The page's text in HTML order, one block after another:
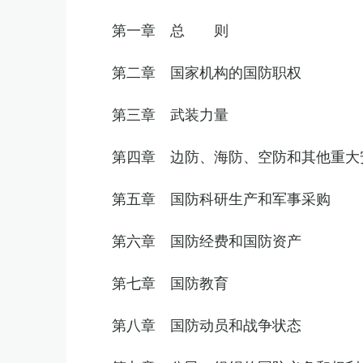
第一章 总 则
第二章 国家机构的国防职权
第三章 武装力量
第四章 边防、海防、空防和其他重大
第五章 国防科研生产和军事采购
第六章 国防经费和国防资产
第七章 国防教育
第八章 国防动员和战争状态